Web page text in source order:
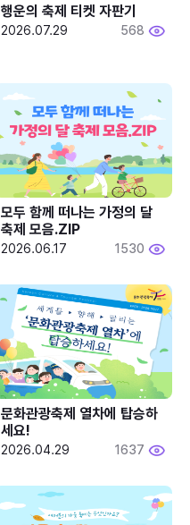
행운의 축제 티켓 자판기
2026.07.29 568
모두 함께 떠나는 가정의 달
축제 모음.ZIP
2026.06.17 1530
문화관광축제 열차에 탑승하
세요!
2026.04.29 1637